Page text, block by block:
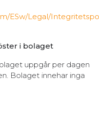
ESw/Legal/
i bolaget
uppgår per dagen
Bolaget innehar inga